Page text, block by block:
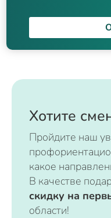
Хотите
Пройдите наш
какое
В качестве
скидку на
области!